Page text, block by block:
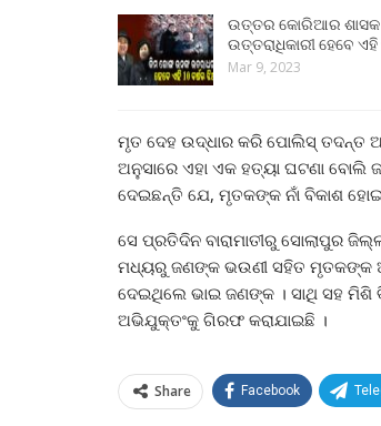
ଉତ୍ତର କୋରିଆର
ଉତ୍ତରାଧିକାରୀ ହେବେ
Mar 9, 2023
ମୃତ ଦେହ ଉଦ୍ଧାର କରି ପୋଲିସ୍ ତଦନ୍ତ
ଅନୁସାରେ ଏହା ଏକ ହତ୍ୟା ଘଟଣା ବୋଲି
ଦେଇଛନ୍ତି ଯେ, ମୃତକଙ୍କ ନାଁ ବିକାଶ
ସେ ପ୍ରତିଦିନ ବାରାମାତୀରୁ ସୋଲାପୁର
ମଧ୍ୟରୁ ଜଣଙ୍କ ଭଉଣୀ ସହିତ ମୃତକଙ୍କ
ଦେଇଥିଲେ ଭାଇ ଜଣଙ୍କ । ସାଥି ସହ ମିଶି
ଅଭିଯୁକ୍ତଂକୁ ଗିରଫ କରାଯାଇଛି ।
Share Facebook